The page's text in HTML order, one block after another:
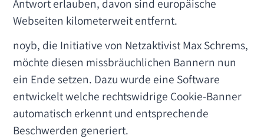
Antwort erlauben, davon sind europäische
Webseiten kilometerweit entfernt.
noyb, die Initiative von Netzaktivist Max Schrems,
möchte diesen missbräuchlichen Bannern nun
ein Ende setzen. Dazu wurde eine Software
entwickelt welche rechtswidrige Cookie-Banner
automatisch erkennt und entsprechende
Beschwerden generiert.